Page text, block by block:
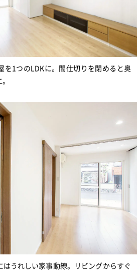
を1つのLDKに。間仕切りを閉めると奥
うれしい家事動線。リビングからすぐ